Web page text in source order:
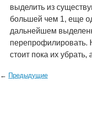
выделить из
большей чем 1, еще
дальнейшем
перепрофилировать.
стоит пока их убрать,
← Предыдущие